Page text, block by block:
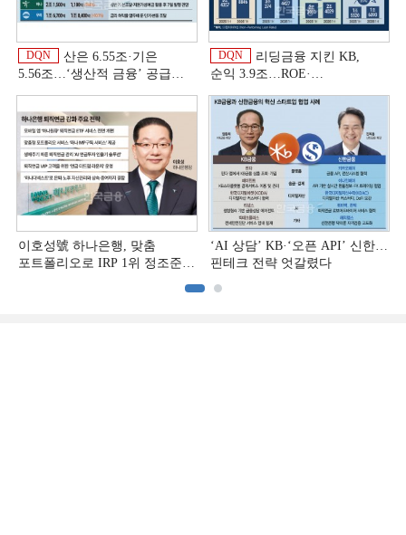
DQN
산은 6.55조·기은
5.56조…‘생산적 금융ʼ 공급
DQN
리딩금융 지킨 KB,
순익 3.9조…ROE·
상반기 금융 리그테이블]
이호성號 하나은행, 맞춤
포트폴리오로 IRP 1위 정조준
‘AI 상담’ KB·‘오픈 API’ 신한…
핀테크 전략 엇갈렸다